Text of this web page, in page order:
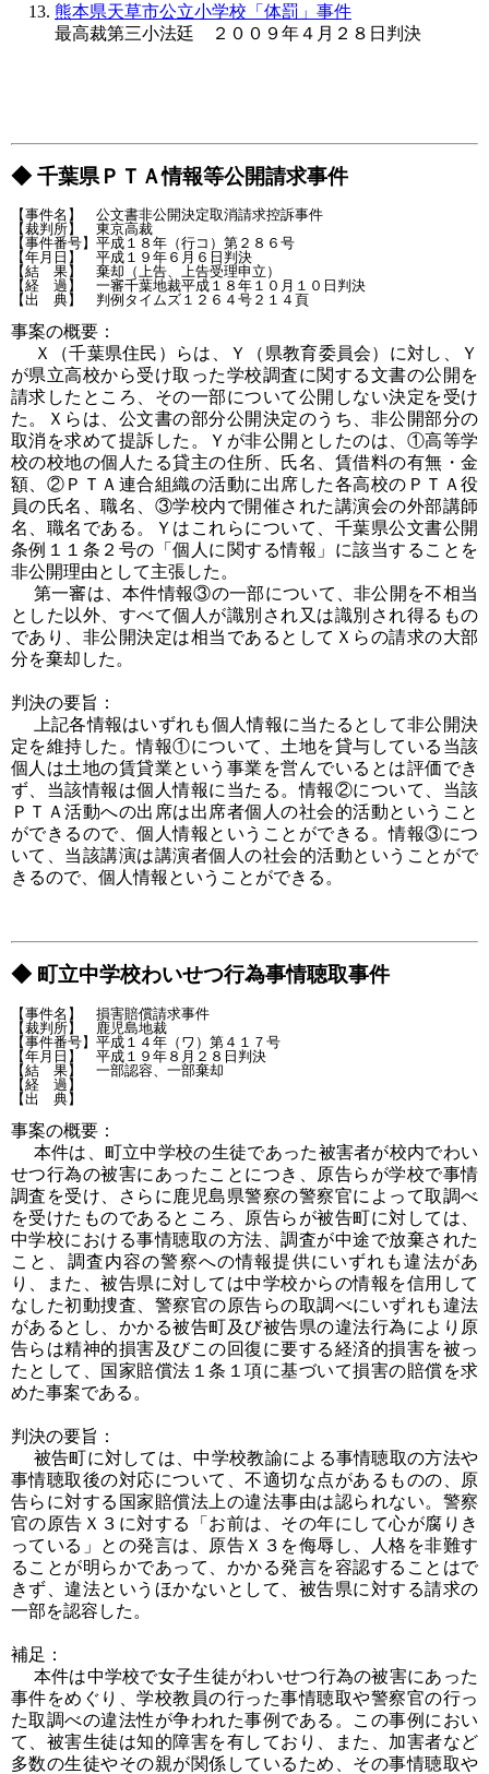
熊本県天草市公立小学校「体罰」事件
最高裁第三小法廷 ２００９年４月２８日判決
◆ 千葉県ＰＴＡ情報等公開請求事件
【事件名】　公文書非公開決定取消請求控訴事件
【裁判所】　東京高裁
【事件番号】平成１８年（行コ）第２８６号
【年月日】　平成１９年６月６日判決
【結　果】　棄却（上告、上告受理申立）
【経　過】　一審千葉地裁平成１８年１０月１０日判決
事案の概要：
Ｘ（千葉県住民）らは、Ｙ（県教育委員会）に対し、Ｙ
が県立高校から受け取った学校調査に関する文書の公開を
請求したところ、その一部について公開しない決定を受け
た。Ｘらは、公文書の部分公開決定のうち、非公開部分の
取消を求めて提訴した。Ｙが非公開としたのは、①高等学
校の校地の個人たる貸主の住所、氏名、賃借料の有無・金
額、②ＰＴＡ連合組織の活動に出席した各高校のＰＴＡ役
員の氏名、職名、③学校内で開催された講演会の外部講師
名、職名である。Ｙはこれらについて、千葉県公文書公開
条例１１条２号の「個人に関する情報」に該当することを
非公開理由として主張した。
第一審は、本件情報③の一部について、非公開を不相当
とした以外、すべて個人が識別され又は識別され得るもの
であり、非公開決定は相当であるとしてＸらの請求の大部
分を棄却した。
判決の要旨：
上記各情報はいずれも個人情報に当たるとして非公開決
定を維持した。情報①について、土地を貸与している当該
個人は土地の賃貸業という事業を営んでいるとは評価でき
ず、当該情報は個人情報に当たる。情報②について、当該
ＰＴＡ活動への出席は出席者個人の社会的活動ということ
ができるので、個人情報ということができる。情報③につ
いて、当該講演は講演者個人の社会的活動ということがで
きるので、個人情報ということができる。
◆ 町立中学校わいせつ行為事情聴取事件
【事件名】　損害賠償請求事件
【裁判所】　鹿児島地裁
【事件番号】平成１４年（ワ）第４１７号
【年月日】　平成１９年８月２８日判決
【結　果】　一部認容、一部棄却
【経　過】
事案の概要：
本件は、町立中学校の生徒であった被害者が校内でわい
せつ行為の被害にあったことにつき、原告らが学校で事情
調査を受け、さらに鹿児島県警察の警察官によって取調べ
を受けたものであるところ、原告らが被告町に対しては、
中学校における事情聴取の方法、調査が中途で放棄された
こと、調査内容の警察への情報提供にいずれも違法があ
り、また、被告県に対しては中学校からの情報を信用して
なした初動捜査、警察官の原告らの取調べにいずれも違法
があるとし、かかる被告町及び被告県の違法行為により原
告らは精神的損害及びこの回復に要する経済的損害を被っ
たとして、国家賠償法１条１項に基づいて損害の賠償を求
めた事案である。
判決の要旨：
被告町に対しては、中学校教諭による事情聴取の方法や
事情聴取後の対応について、不適切な点があるものの、原
告らに対する国家賠償法上の違法事由は認られない。警察
官の原告Ｘ３に対する「お前は、その年にして心が腐りき
っている」との発言は、原告Ｘ３を侮辱し、人格を非難す
ることが明らかであって、かかる発言を容認することはで
きず、違法というほかないとして、被告県に対する請求の
一部を認容した。
補足：
本件は中学校で女子生徒がわいせつ行為の被害にあった
事件をめぐり、学校教員の行った事情聴取や警察官の行っ
た取調べの違法性が争われた事例である。この事例におい
て、被害生徒は知的障害を有しており、また、加害者など
多数の生徒やその親が関係しているため、その事情聴取や